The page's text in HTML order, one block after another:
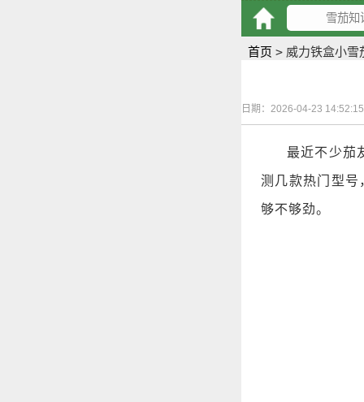
首页 > 威力铁盒小雪
日期：2026-04-23
最近不少茄
测几款热门型号
够不够劲。